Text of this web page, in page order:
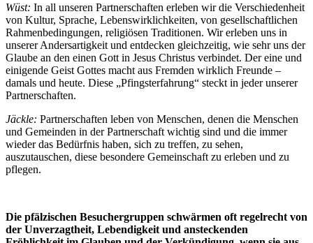
Wüst: In all unseren Partnerschaften erleben wir die Verschiedenheit
von Kultur, Sprache, Lebenswirklichkeiten, von gesellschaftlichen
Rahmenbedingungen, religiösen Traditionen. Wir erleben uns in
unserer Andersartigkeit und entdecken gleichzeitig, wie sehr uns der
Glaube an den einen Gott in Jesus Christus verbindet. Der eine und
einigende Geist Gottes macht aus Fremden wirklich Freunde –
damals und heute. Diese „Pfingsterfahrung“ steckt in jeder unserer
Partnerschaften.
Jäckle: Partnerschaften leben von Menschen, denen die Menschen
und Gemeinden in der Partnerschaft wichtig sind und die immer
wieder das Bedürfnis haben, sich zu treffen, zu sehen,
auszutauschen, diese besondere Gemeinschaft zu erleben und zu
pflegen.
Die pfälzischen Besuchergruppen schwärmen oft regelrecht von
der Unverzagtheit, Lebendigkeit und ansteckenden